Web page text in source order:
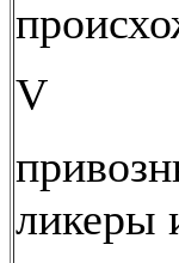
V
ликеры